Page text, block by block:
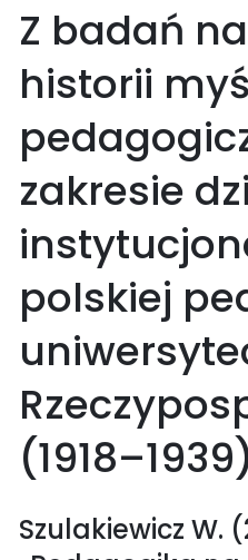
Z badań
historii
zakresie
polskiej
Szulakiewicz W.